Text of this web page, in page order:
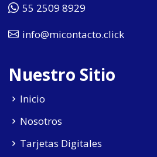
55 2509 8929
info@micontacto.click
Nuestro Sitio
Inicio
Nosotros
Tarjetas Digitales